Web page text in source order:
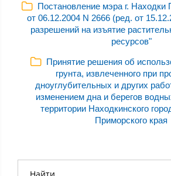
Постановление мэра г. Находки
от 06.12.2004 N 2666 (ред. от
разрешений на изъятие
ресурсов"
Принятие решения об
грунта, извлеченного при
дноуглубительных и других
изменением дна и берегов
территории Находкинского
Приморского края